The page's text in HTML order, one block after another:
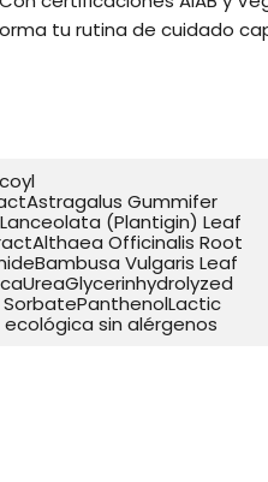
tu rutina de cuidado
Gummifer
(Plantigin) Leaf
Officinalis Root
Vulgaris Leaf
sin alérgenos